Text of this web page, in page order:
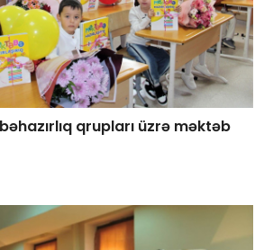
qrupları üzrə məktəb